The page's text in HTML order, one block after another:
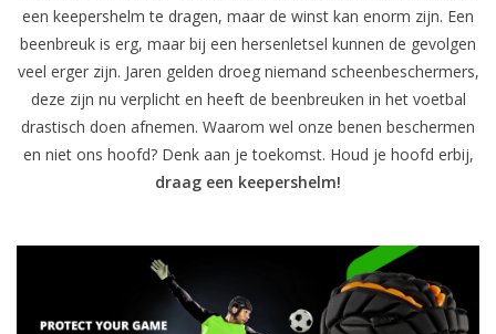
een keepershelm te dragen, maar de winst kan enorm zijn. Een
beenbreuk is erg, maar bij een hersenletsel kunnen de gevolgen
veel erger zijn. Jaren gelden droeg niemand scheenbeschermers,
deze zijn nu verplicht en heeft de beenbreuken in het voetbal
drastisch doen afnemen. Waarom wel onze benen beschermen
en niet ons hoofd? Denk aan je toekomst. Houd je hoofd erbij,
draag een keepershelm!